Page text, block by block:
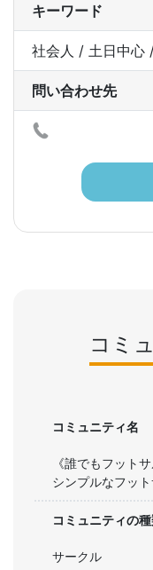
キーワード
社会人 / 土日中心
問い合わせ先
コミ
コミュニティ名
《誰でもフット
シンプルなフッ
コミュニティの
サークル